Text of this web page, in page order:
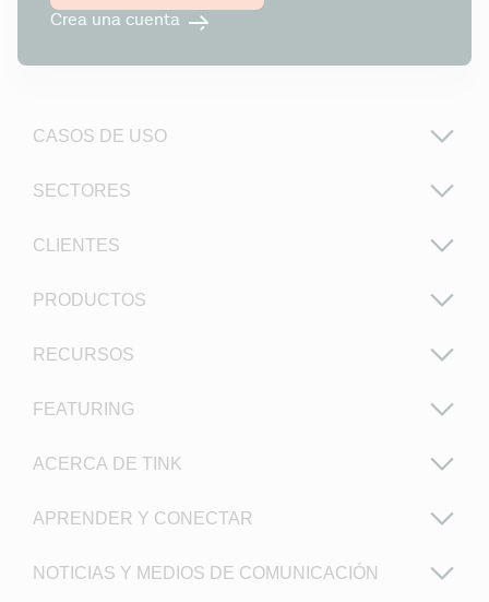
Crea una cuenta
CASOS DE USO
SECTORES
CLIENTES
PRODUCTOS
RECURSOS
FEATURING
ACERCA DE TINK
APRENDER Y CONECTAR
NOTICIAS Y MEDIOS DE COMUNICACIÓN